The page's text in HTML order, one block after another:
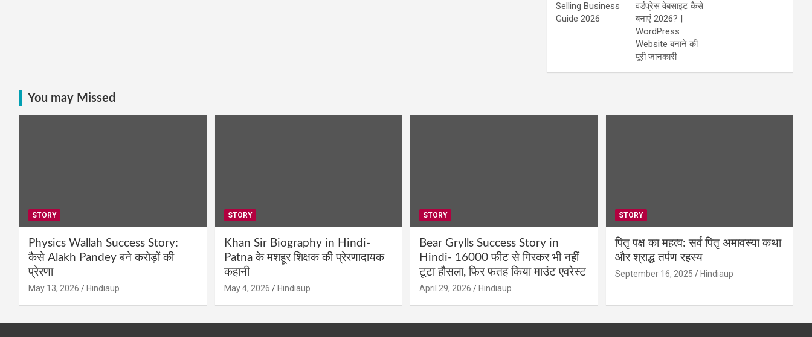
Selling Business
Guide 2026
वर्डप्रेस वेबसाइट कैसे
बनाएं 2026? |
WordPress
Website बनाने की
पूरी जानकारी
You may Missed
STORY
Physics Wallah Success Story:
कैसे Alakh Pandey बने करोड़ों की
प्रेरणा
May 13, 2026 Hindiaup
STORY
Khan Sir Biography in Hindi-
Patna के मशहूर शिक्षक की प्रेरणादायक
कहानी
May 4, 2026 Hindiaup
STORY
Bear Grylls Success Story in
Hindi- 16000 फीट से गिरकर भी नहीं
टूटा हौसला, फिर फतह किया माउंट एवरेस्ट
April 29, 2026 Hindiaup
STORY
पितृ पक्ष का महत्व: सर्व पितृ अमावस्या कथा
और श्राद्ध तर्पण रहस्य
September 16, 2025 Hindiaup